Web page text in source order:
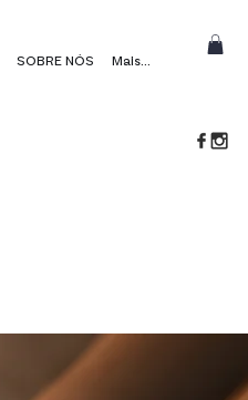
SOBRE NÓS Mais...